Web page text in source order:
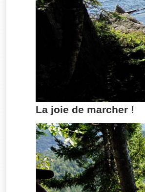
La joie de marcher !